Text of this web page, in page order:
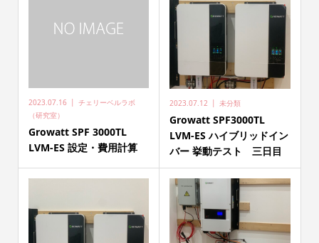
2023.07.16
チェリーベルラボ
（研究室）
Growatt SPF 3000TL
LVM-ES 設定・費用計算
2023.07.12 未分類
Growatt SPF3000TL
LVM-ES ハイブリッドイン
バー 挙動テスト 三日目